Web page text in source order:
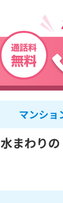
マンショ
水まわりの